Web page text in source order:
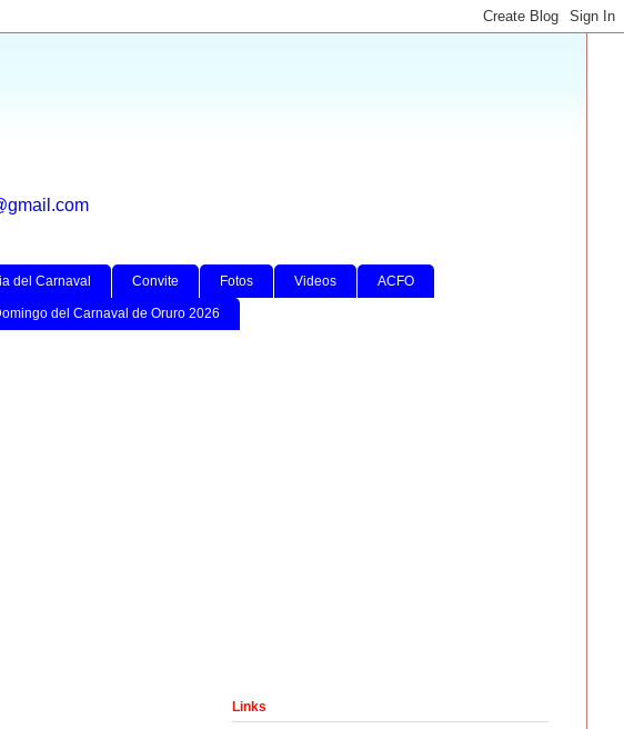
del Carnaval Convite Fotos Videos ACFO
del Carnaval de Oruro 2026
Links